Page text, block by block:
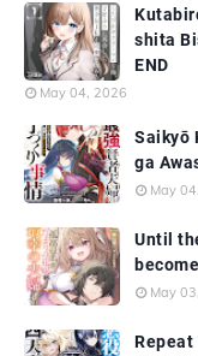
shita
END
May 04, 2026
Saikyō
ga
May
Until
May
Repeat